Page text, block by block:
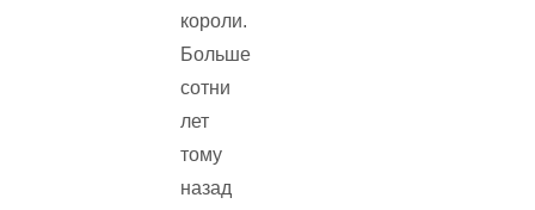
короли.
Больше
сотни
лет
тому
назад